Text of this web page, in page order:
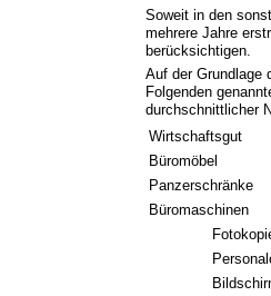
Soweit in den
mehrere Jahre
berücksichtigen.
Auf der Grundlage
Folgenden
durchschnittlicher
Wirtschaftsgut
Büromöbel
Panzerschränke
Büromaschinen